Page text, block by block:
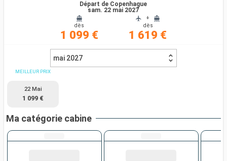
Départ de Copenhague
sam. 22 mai 2027
dès
1 099 €
+
dès
1 619 €
mai 2027
MEILLEUR PRIX
22 Mai
1 099 €
Ma catégorie cabine
Compagnies
Rechercher